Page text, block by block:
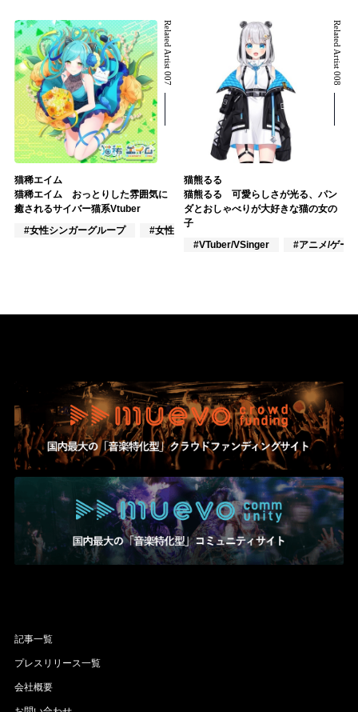
Related Artist 007
猫稀エイム
猫稀エイム おっとりした雰囲気に
癒されるサイバー猫系Vtuber
#女性シンガーグループ
#女性アイドル
Related Artist 008
猫熊るる
猫熊るる 可愛らしさが光る、パン
ダとおしゃべりが大好きな猫の女の
子
#VTuber/VSinger
#アニメ/ゲーム
記事一覧
プレスリリース一覧
会社概要